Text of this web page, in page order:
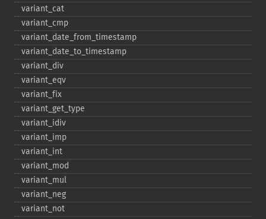
variant_​cat
variant_​cmp
variant_​date_​from_​timestamp
variant_​date_​to_​timestamp
variant_​div
variant_​eqv
variant_​fix
variant_​get_​type
variant_​idiv
variant_​imp
variant_​int
variant_​mod
variant_​mul
variant_​neg
variant_​not